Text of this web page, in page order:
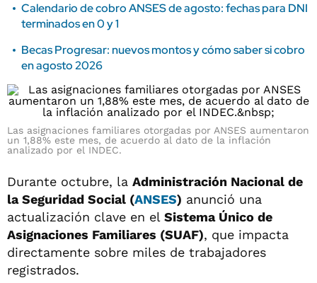
Calendario de cobro ANSES de agosto: fechas para DNI
terminados en 0 y 1
Becas Progresar: nuevos montos y cómo saber si cobro
en agosto 2026
Las asignaciones familiares otorgadas por ANSES aumentaron
un 1,88% este mes, de acuerdo al dato de la inflación
analizado por el INDEC.
Durante octubre, la Administración Nacional de
la Seguridad Social (ANSES) anunció una
actualización clave en el Sistema Único de
Asignaciones Familiares (SUAF), que impacta
directamente sobre miles de trabajadores
registrados.